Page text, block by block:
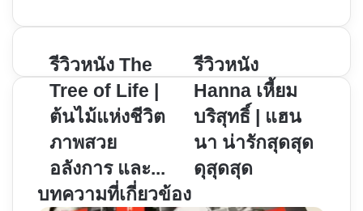
รีวิว
หนัง
The
Tree
of
Life
ต้นไม้
รีวิวหนัง The
Tree of Life |
ต้นไม้แห่งชีวิต
ภาพสวย
อลังการ และ...
รีวิว
หนัง
Hanna
เหี้ยม
บริสุทธิ์
|
แฮ
รีวิวหนัง
Hanna เหี้ยม
บริสุทธิ์ | แฮน
นา น่ารักสุดสุด
ดุสุดสุด
บทความที่เกี่ยวข้อง